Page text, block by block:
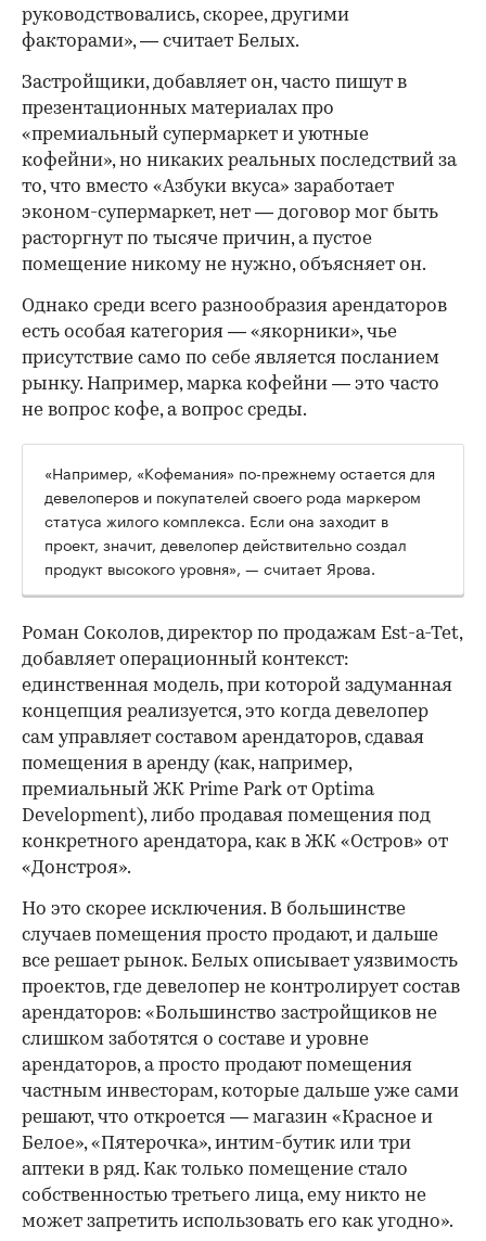
руководствовались, скорее, другими
факторами», — считает Белых.
Застройщики, добавляет он, часто пишут в
презентационных материалах про
«премиальный супермаркет и уютные
кофейни», но никаких реальных последствий за
то, что вместо «Азбуки вкуса» заработает
эконом-супермаркет, нет — договор мог быть
расторгнут по тысяче причин, а пустое
помещение никому не нужно, объясняет он.
Однако среди всего разнообразия арендаторов
есть особая категория — «якорники», чье
присутствие само по себе является посланием
рынку. Например, марка кофейни — это часто
не вопрос кофе, а вопрос среды.
«Например, «Кофемания» по-прежнему остается для
девелоперов и покупателей своего рода маркером
статуса жилого комплекса. Если она заходит в
проект, значит, девелопер действительно создал
продукт высокого уровня», — считает Ярова.
Роман Соколов, директор по продажам Est-a-Tet,
добавляет операционный контекст:
единственная модель, при которой задуманная
концепция реализуется, это когда девелопер
сам управляет составом арендаторов, сдавая
помещения в аренду (как, например,
премиальный ЖК Prime Park от Optima
Development), либо продавая помещения под
конкретного арендатора, как в ЖК «Остров» от
«Донстроя».
Но это скорее исключения. В большинстве
случаев помещения просто продают, и дальше
все решает рынок. Белых описывает уязвимость
проектов, где девелопер не контролирует состав
арендаторов: «Большинство застройщиков не
слишком заботятся о составе и уровне
арендаторов, а просто продают помещения
частным инвесторам, которые дальше уже сами
решают, что откроется — магазин «Красное и
Белое», «Пятерочка», интим-бутик или три
аптеки в ряд. Как только помещение стало
собственностью третьего лица, ему никто не
может запретить использовать его как угодно».